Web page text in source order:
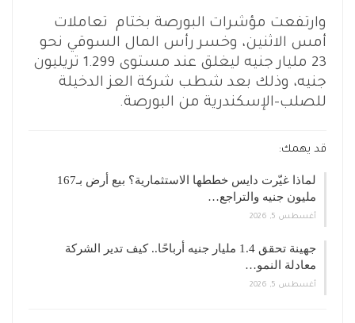
وارتفعت مؤشرات البورصة بختام تعاملات
أمس الاثنين، وخسر رأس المال السوقي نحو
23 مليار جنيه ليغلق عند مستوى 1.299 تريليون
جنيه، وذلك بعد شطب شركة العز الدخيلة
للصلب-الإسكندرية من البورصة.
قد يهمك:
لماذا غيّرت دايس خططها الاستثمارية؟ بيع أرض بـ167
مليون جنيه والتراجع…
أغسطس 5, 2026
جهينة تحقق 1.4 مليار جنيه أرباحًا.. كيف تدير الشركة
معادلة النمو…
أغسطس 5, 2026